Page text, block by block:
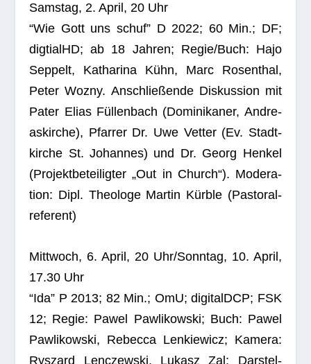
Sams­tag, 2. April, 20 Uhr
“Wie Gott uns schuf” D 2022; 60 Min.; DF;
dig­ti­alHD; ab 18 Jah­ren; Regie/Buch: Hajo
Sep­pelt, Katha­rina Kühn, Marc Rosen­thal,
Peter Wozny. Anschlie­ßende Dis­kus­sion mit
Pater Elias Fül­len­bach (Domi­ni­ka­ner, Andre­
as­kir­che), Pfar­rer Dr. Uwe Vet­ter (Ev. Stadt­
kir­che St. Johan­nes) und Dr. Georg Hen­kel
(Pro­jekt­be­tei­lig­ter „Out in Church“). Mode­ra­
tion: Dipl. Theo­loge Mar­tin Kürble (Pas­to­ral­
re­fe­rent)
Mitt­woch, 6. April, 20 Uhr/Sonntag, 10. April,
17.30 Uhr
“Ida” P 2013; 82 Min.; OmU; digi­talDCP; FSK
12; Regie: Pawel Paw­li­kow­ski; Buch: Pawel
Paw­li­kow­ski, Rebecca Len­kie­wicz; Kamera:
Rys­zard Len­c­zew­ski, Lukasz Zal; Dar­stel­